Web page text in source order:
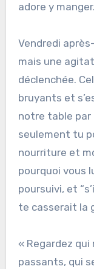
adore y manger.
Vendredi
mais une
déclenchée.
bruyants et
notre table par
seulement tu
nourriture et
pourquoi vous
poursuivi, et
te casserait la
« Regardez qui
passants, qui